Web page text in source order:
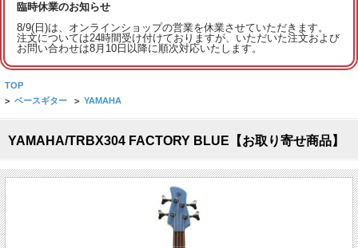
臨時休業のお知らせ
8/9(日)は、オンラインショップの営業を休業させていただきます。
注文については24時間受け付けておりますが、いただいた注文および
お問い合わせは8月10日以降に順次対応いたします。
TOP
> ベースギター > YAMAHA
YAMAHA/TRBX304 FACTORY BLUE【お取り寄せ商品】